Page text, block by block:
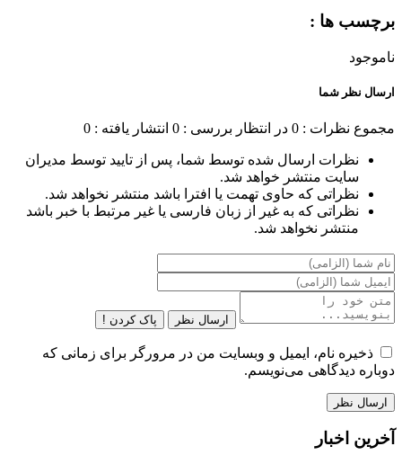
برچسب ها :
ناموجود
ارسال نظر شما
مجموع نظرات : 0 در انتظار بررسی : 0 انتشار یافته : 0
نظرات ارسال شده توسط شما، پس از تایید توسط مدیران
سایت منتشر خواهد شد.
نظراتی که حاوی تهمت یا افترا باشد منتشر نخواهد شد.
نظراتی که به غیر از زبان فارسی یا غیر مرتبط با خبر باشد
منتشر نخواهد شد.
ارسال نظر پاک کردن !
ذخیره نام، ایمیل و وبسایت من در مرورگر برای زمانی که
دوباره دیدگاهی می‌نویسم.
آخرین اخبار